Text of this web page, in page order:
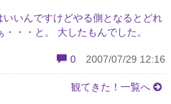
いんですけどやる側となるとどれ
・・と。 大したもんでした。
0 2007/07/29 12:16
観てきた！一覧へ